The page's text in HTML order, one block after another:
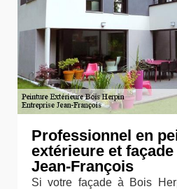
Professionnel en
extérieure et
Jean-François
Si votre façade à Bois